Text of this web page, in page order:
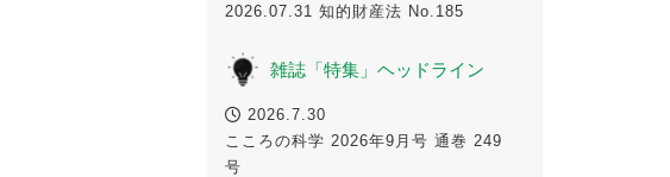
2026.07.31 知的財産法 No.185
雑誌「特集」ヘッドライン
2026.7.30
こころの科学 2026年9月号 通巻 249
号